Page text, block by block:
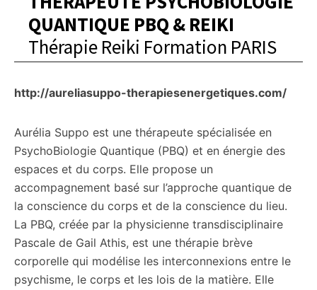
QUANTIQUE PBQ & REIKI
Thérapie Reiki Formation PARIS
http://aureliasuppo-therapiesenergetiques.com/
Aurélia Suppo est une thérapeute spécialisée en
PsychoBiologie Quantique (PBQ) et en énergie des
espaces et du corps. Elle propose un
accompagnement basé sur l’approche quantique de
la conscience du corps et de la conscience du lieu.
La PBQ, créée par la physicienne transdisciplinaire
Pascale de Gail Athis, est une thérapie brève
corporelle qui modélise les interconnexions entre le
psychisme, le corps et les lois de la matière. Elle